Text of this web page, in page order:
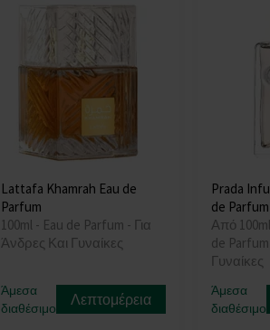
Lattafa Khamrah Eau de
Parfum
100ml - Eau de Parfum - Για
Άνδρες Και Γυναίκες
Άμεσα
διαθέσιμο
Λεπτομέρεια
Prada
de
Από
de
Γυναίκες
Άμεσα
διαθέσιμο